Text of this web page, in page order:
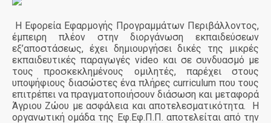
Η Εφορεία Εφαρμογής Προγραμμάτων Περιβάλλοντος,
έμπειρη πλέον στην διοργάνωση εκπαιδεύσεων
εξ’αποστάσεως, έχει δημιουργήσει δικές της μικρές
εκπαιδευτικές παραγωγές video και σε συνδυασμό με
τους προσκεκλημένους ομιλητές, παρέχει στους
υποψήφιους διασώστες ένα πλήρες curriculum που τους
επιτρέπει να πραγματοποιήσουν διάσωση και μεταφορά
Άγριου Ζώου με ασφάλεια και αποτελεσματικότητα. Η
οργανωτική ομάδα της Εφ.Εφ.Π.Π. αποτελείται από την